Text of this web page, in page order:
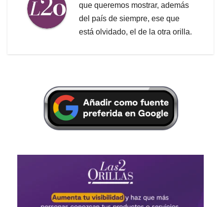
que queremos mostrar, además
del país de siempre, ese que
está olvidado, el de la otra orilla.